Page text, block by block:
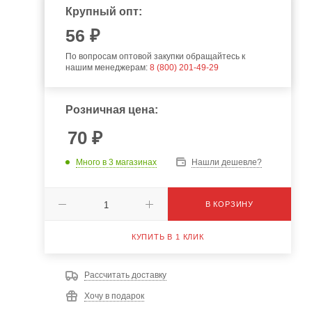
Крупный опт:
56 ₽
По вопросам оптовой закупки обращайтесь к
нашим менеджерам: 8 (800) 201-49-29
Розничная цена:
70₽
Много в 3 магазинах Нашли дешевле?
В КОРЗИНУ
КУПИТЬ В 1 КЛИК
Рассчитать доставку
Хочу в подарок